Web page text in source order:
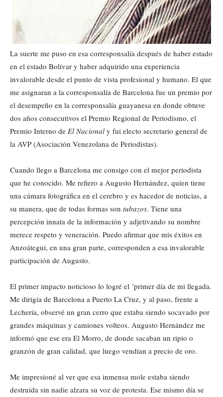
La suerte me puso en esa corresponsalía después de haber estado
en el estado Bolívar y haber adquirido una experiencia
invalorable desde el punto de vista profesional y humano. El que
me asignaran a la corresponsalía de Barcelona fue un premio por
el desempeño en la corresponsalía guayanesa en donde obtuve
dos años consecutivos el Premio Regional de Periodismo, el
Premio Interno de El Nacional y fui electo secretario general de
la AVP (Asociación Venezolana de Periodistas).
Cuando llego a Barcelona me consigo con el mejor periodista
que he conocido. Me refiero a Augusto Hernández, quien tiene
una cámara fotográfica en el cerebro y es hacedor de noticias, a
su manera, que de todas formas son tubazos. Tiene una
percepción innata de la información y adjetivando su nombre
merece respeto y veneración. Puedo afirmar que mis éxitos en
Anzoátegui, en una gran parte, corresponden a esa invalorable
participación de Augusto.
El primer impacto noticioso lo logré el ´primer día de mi llegada.
Me dirigía de Barcelona a Puerto La Cruz, y al paso, frente a
Lechería, observé un gran cerro que estaba siendo socavado por
grandes máquinas y camiones volteos. Augusto Hernández me
informó que ese era El Morro, de donde sacaban un ripio o
granzón de gran calidad, que luego vendían a precio de oro.
Me impresioné al ver que esa inmensa mole estaba siendo
destruida sin nadie alzara su voz de protesta. Ese mismo día se